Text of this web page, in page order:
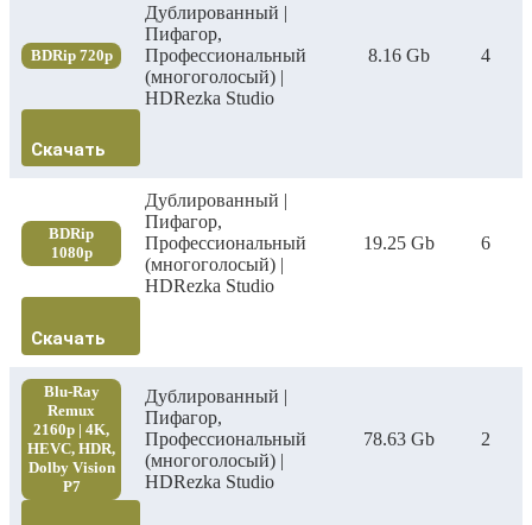
BDRip 720p
Дублированный |
Пифагор,
Профессиональный
(многоголосый) |
HDRezka Studio
8.16 Gb 4
Скачать
BDRip
1080p
Дублированный |
Пифагор,
Профессиональный
(многоголосый) |
HDRezka Studio
19.25 Gb 6
Скачать
Blu-Ray
Remux
2160p | 4K,
HEVC, HDR,
Dolby Vision
P7
Дублированный |
Пифагор,
Профессиональный
(многоголосый) |
HDRezka Studio
78.63 Gb 2